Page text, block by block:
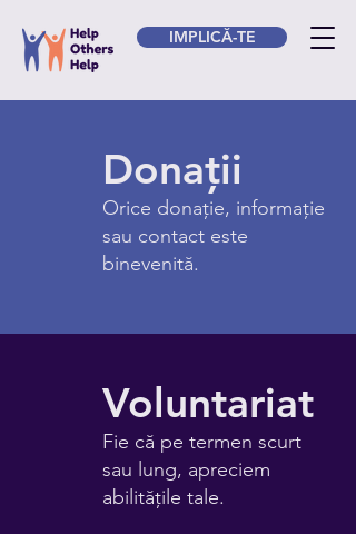
IMPLICĂ-TE
Donații
Orice donație, informație
sau contact este
binevenită.
Voluntariat
Fie că pe termen scurt
sau lung, apreciem
abilitățile tale.